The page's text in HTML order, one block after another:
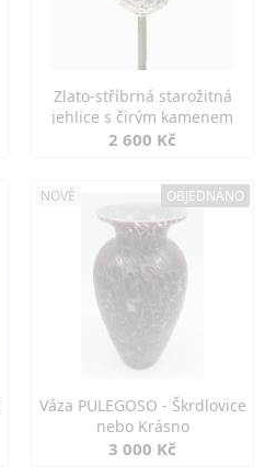
Zlato-stříbrná starožitná
jehlice s čirým kamenem
2 600 Kč
NOVÉ OBJEDNÁNO
Váza PULEGOSO - Škrdlovice
nebo Krásno
3 000 Kč